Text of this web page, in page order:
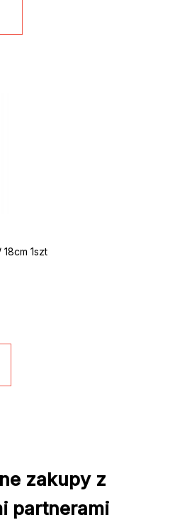
18cm 1szt
zakupy z
partnerami